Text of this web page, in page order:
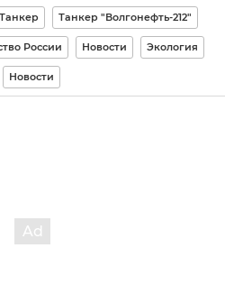
Танкер Танкер "Волгонефть-212"
России Новости Экология
Новости